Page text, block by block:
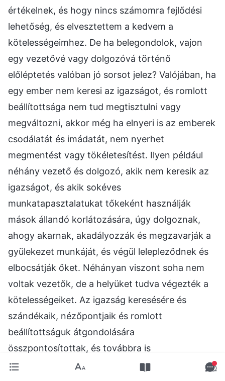
értékelnek, és hogy nincs számomra fejlődési
lehetőség, és elvesztettem a kedvem a
kötelességeimhez. De ha belegondolok, vajon
egy vezetővé vagy dolgozóvá történő
előléptetés valóban jó sorsot jelez? Valójában, ha
egy ember nem keresi az igazságot, és romlott
beállítottsága nem tud megtisztulni vagy
megváltozni, akkor még ha elnyeri is az emberek
csodálatát és imádatát, nem nyerhet
megmentést vagy tökéletesítést. Ilyen például
néhány vezető és dolgozó, akik nem keresik az
igazságot, és akik sokéves
munkatapasztalatukat tőkeként használják
mások állandó korlátozására, úgy dolgoznak,
ahogy akarnak, akadályozzák és megzavarják a
gyülekezet munkáját, és végül lelepleződnek és
elbocsátják őket. Néhányan viszont soha nem
voltak vezetők, de a helyüket tudva végezték a
kötelességeiket. Az igazság keresésére és
szándékaik, nézőpontjaik és romlott
beállítottságuk átgondolására
összpontosítottak, és továbbra is
megvilágosítást és útmutatást kaptak Istentől,